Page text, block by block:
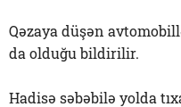
Qəzaya düşən
da olduğu bildirilir.
Hadisə səbəbilə yolda